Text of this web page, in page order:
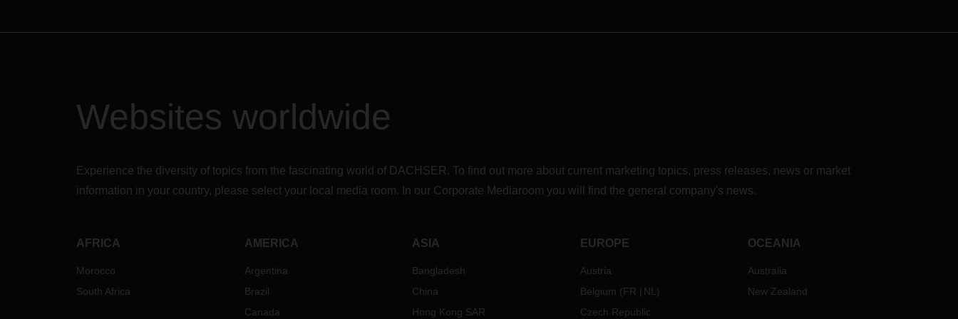
Websites worldwide
Experience the diversity of topics from the fascinating world of DACHSER. To find out more about current marketing topics, press releases, news or market
information in your country, please select your local media room. In our Corporate Mediaroom you will find the general company's news.
AFRICA
Morocco
South Africa
AMERICA
Argentina
Brazil
Canada
ASIA
Bangladesh
China
Hong Kong SAR
EUROPE
Austria
Belgium (FR NL )
Czech Republic
OCEANIA
Australia
New Zealand